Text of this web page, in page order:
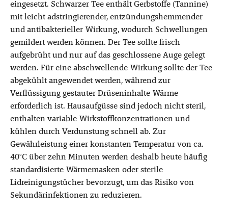
eingesetzt. Schwarzer Tee enthält Gerbstoffe (Tannine)
mit leicht adstringierender, entzündungshemmender
und antibakterieller Wirkung, wodurch Schwellungen
gemildert werden können. Der Tee sollte frisch
aufgebrüht und nur auf das geschlossene Auge gelegt
werden. Für eine abschwellende Wirkung sollte der Tee
abgekühlt angewendet werden, während zur
Verflüssigung gestauter Drüseninhalte Wärme
erforderlich ist. Hausaufgüsse sind jedoch nicht steril,
enthalten variable Wirkstoffkonzentrationen und
kühlen durch Verdunstung schnell ab. Zur
Gewährleistung einer konstanten Temperatur von ca.
40°C über zehn Minuten werden deshalb heute häufig
standardisierte Wärmemasken oder sterile
Lidreinigungstücher bevorzugt, um das Risiko von
Sekundärinfektionen zu reduzieren.